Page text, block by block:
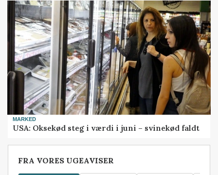
MARKED
USA: Oksekød steg i værdi i juni – svinekød faldt
FRA VORES UGEAVISER